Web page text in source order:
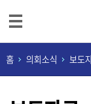
의
회
홈 의회소식 보도